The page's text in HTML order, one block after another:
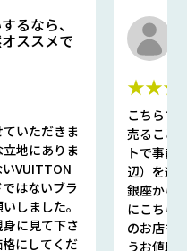
るなら、
ススメで
いただきま
地にありま
VUITTON
はないブラ
しました。
に見て下さ
にしてくだ
こちらで
売ること
トで事前
辺）を選
銀座から
にこちら
のお店も
うお値段